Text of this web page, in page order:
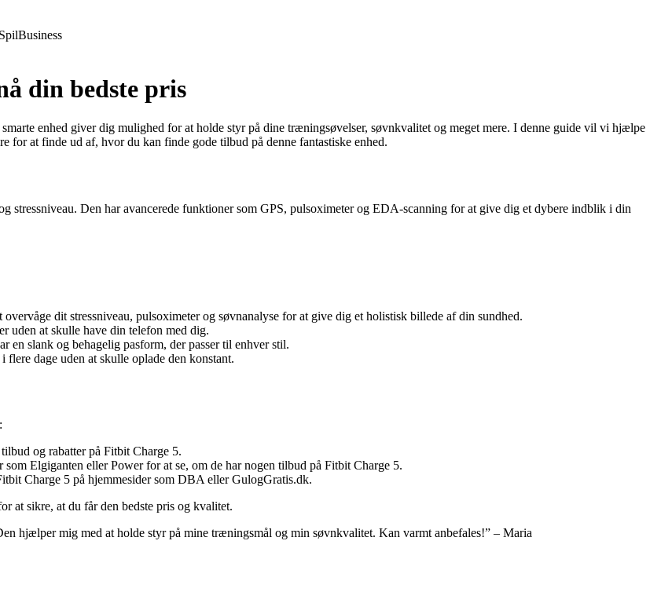
SpilBusiness
din bedste pris
enhed giver dig mulighed for at holde styr på dine træningsøvelser, søvnkvalitet og meget mere. I denne guide vil vi hjælpe
at finde ud af, hvor du kan finde gode tilbud på denne fantastiske enhed.
stressniveau. Den har avancerede funktioner som GPS, pulsoximeter og EDA-scanning for at give dig et dybere indblik i din
dit stressniveau, pulsoximeter og søvnanalyse for at give dig et holistisk billede af din sundhed.
uden at skulle have din telefon med dig.
slank og behagelig pasform, der passer til enhver stil.
dage uden at skulle oplade den konstant.
og rabatter på Fitbit Charge 5.
Elgiganten eller Power for at se, om de har nogen tilbud på Fitbit Charge 5.
Charge 5 på hjemmesider som DBA eller GulogGratis.dk.
at sikre, at du får den bedste pris og kvalitet.
hjælper mig med at holde styr på mine træningsmål og min søvnkvalitet. Kan varmt anbefales!” – Maria